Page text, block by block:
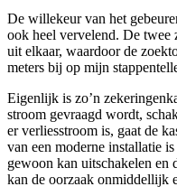
De willekeur van het
ook heel vervelend. De twee
uit elkaar, waardoor de
meters bij op mijn
Eigenlijk is zo’n
stroom gevraagd wordt,
er verliesstroom is, gaat de
van een moderne installatie
gewoon kan uitschakelen en
kan de oorzaak onmiddellijk